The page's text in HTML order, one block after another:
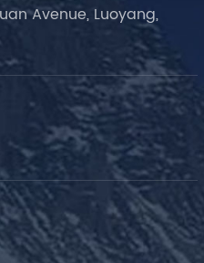
Avenue, Luoyang,